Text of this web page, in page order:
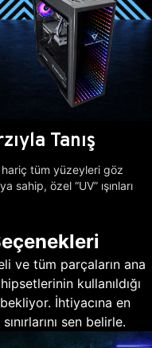
Tanış
hariç tüm yüzeyleri göz
sahip, özel “UV” ışınları
ve tüm parçaların ana
kullanıldığı
İhtiyacına en
sen belirle.